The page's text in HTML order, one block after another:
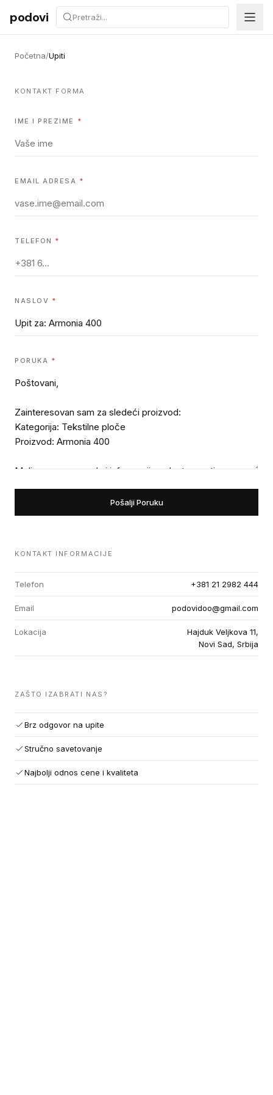
Preskoči na sadržaj
podovi
Početna/Upiti
KONTAKT FORMA
IME I PREZIME *
EMAIL ADRESA *
TELEFON *
NASLOV *
PORUKA *
Pošalji Poruku
KONTAKT INFORMACIJE
Telefon +381 21 2982 444
Email podovidoo@gmail.com
Lokacija
Hajduk Veljkova 11,
Novi Sad, Srbija
ZAŠTO IZABRATI NAS?
Brz odgovor na upite
Stručno savetovanje
Najbolji odnos cene i kvaliteta